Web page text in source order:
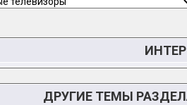
ДРУГИЕ ТЕМЫ